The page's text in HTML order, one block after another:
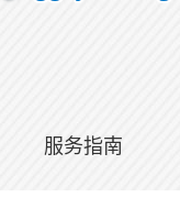
服务指南